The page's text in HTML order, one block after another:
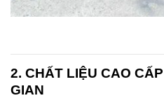
2. CHẤT LIỆU CAO
GIAN